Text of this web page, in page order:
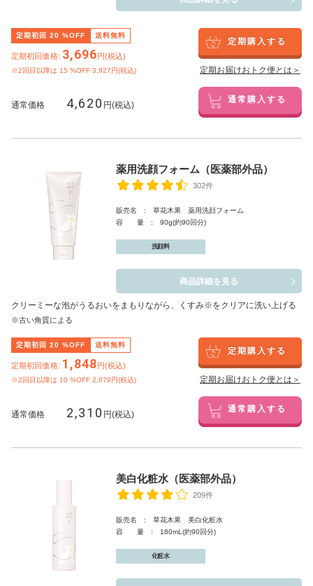
定期初回 20 %OFF 送料無料
定期初回価格: 3,696円(税込)
※2回目以降は 15 %OFF 3,927円(税込)
定期購入する
定期お届けおトク便とは＞
通常価格 4,620 円(税込) 通常購入する
薬用洗顔フォーム（医薬部外品）
302件
販売名 : 草花木果 薬用洗顔フォーム
容 量 : 90g(約90回分)
洗顔料
商品詳細を見る
クリーミーな泡がうるおいをまもりながら、くすみ※をクリアに洗い上げる
※古い角質による
定期初回 20 %OFF 送料無料
定期初回価格: 1,848円(税込)
※2回目以降は 10 %OFF 2,079円(税込)
定期購入する
定期お届けおトク便とは＞
通常価格 2,310 円(税込) 通常購入する
美白化粧水（医薬部外品）
209件
販売名 : 草花木果 美白化粧水
容 量 : 180mL(約90回分)
化粧水